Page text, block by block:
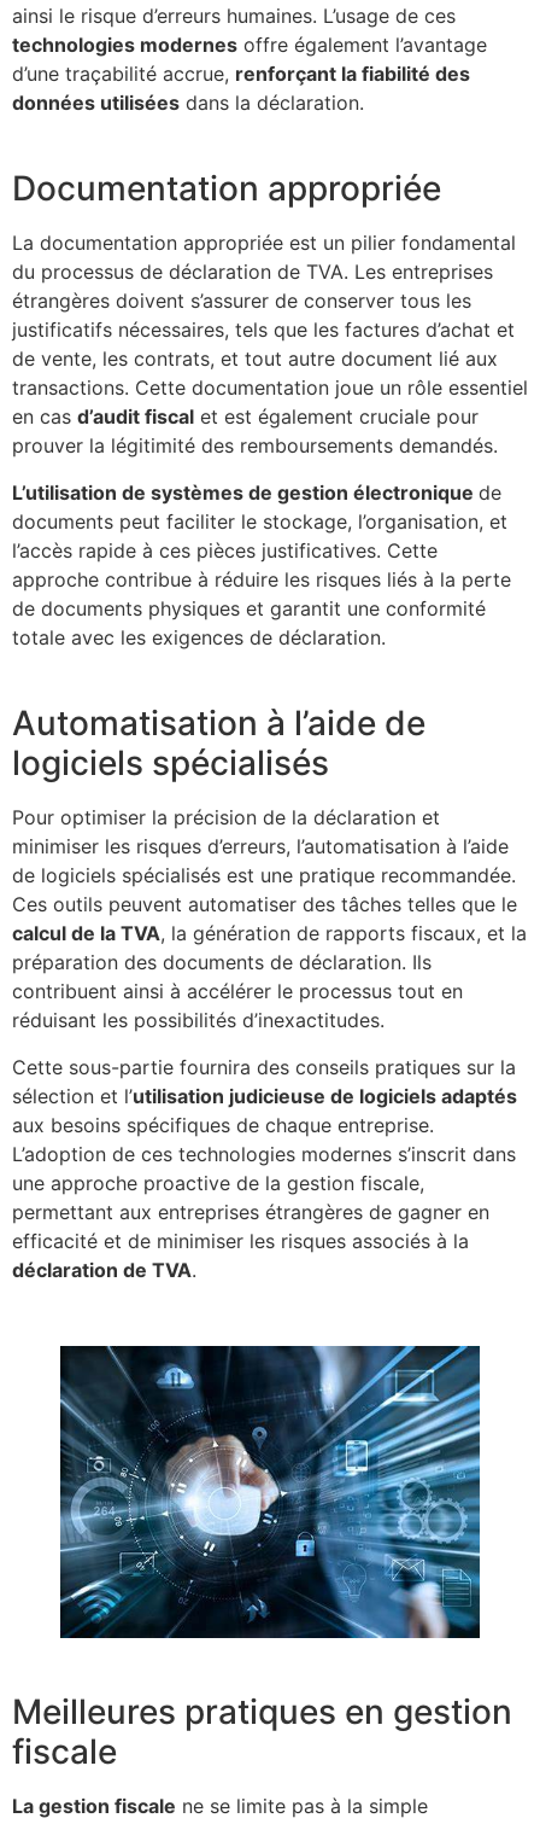
ainsi le risque d’erreurs humaines. L’usage de ces
technologies modernes offre également l’avantage
d’une traçabilité accrue, renforçant la fiabilité des
données utilisées dans la déclaration.
Documentation appropriée
La documentation appropriée est un pilier fondamental
du processus de déclaration de TVA. Les entreprises
étrangères doivent s’assurer de conserver tous les
justificatifs nécessaires, tels que les factures d’achat et
de vente, les contrats, et tout autre document lié aux
transactions. Cette documentation joue un rôle essentiel
en cas d’audit fiscal et est également cruciale pour
prouver la légitimité des remboursements demandés.
L’utilisation de systèmes de gestion électronique de
documents peut faciliter le stockage, l’organisation, et
l’accès rapide à ces pièces justificatives. Cette
approche contribue à réduire les risques liés à la perte
de documents physiques et garantit une conformité
totale avec les exigences de déclaration.
Automatisation à l’aide de
logiciels spécialisés
Pour optimiser la précision de la déclaration et
minimiser les risques d’erreurs, l’automatisation à l’aide
de logiciels spécialisés est une pratique recommandée.
Ces outils peuvent automatiser des tâches telles que le
calcul de la TVA, la génération de rapports fiscaux, et la
préparation des documents de déclaration. Ils
contribuent ainsi à accélérer le processus tout en
réduisant les possibilités d’inexactitudes.
Cette sous-partie fournira des conseils pratiques sur la
sélection et l’utilisation judicieuse de logiciels adaptés
aux besoins spécifiques de chaque entreprise.
L’adoption de ces technologies modernes s’inscrit dans
une approche proactive de la gestion fiscale,
permettant aux entreprises étrangères de gagner en
efficacité et de minimiser les risques associés à la
déclaration de TVA.
Meilleures pratiques en gestion
fiscale
La gestion fiscale ne se limite pas à la simple